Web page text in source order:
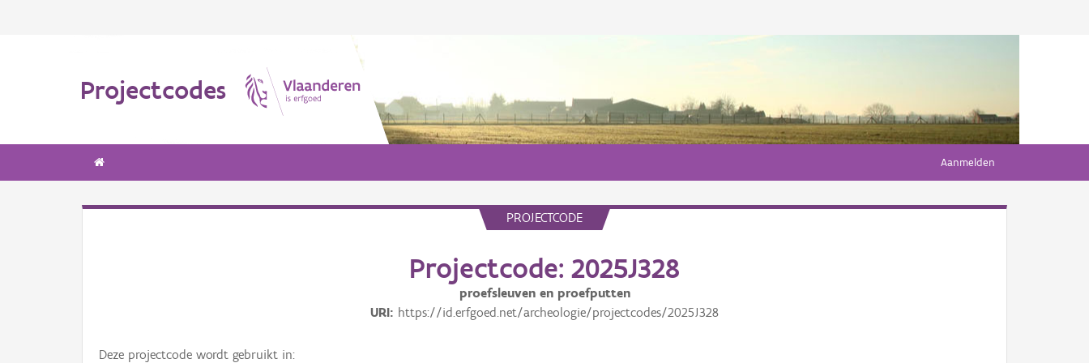
Projectcodes
Aanmelden
PROJECTCODE
Projectcode: 2025J328
proefsleuven en proefputten
URI https://id.erfgoed.net/archeologie/projectcodes/2025J328
Deze projectcode wordt gebruikt in: